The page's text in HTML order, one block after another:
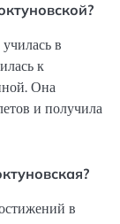
в
к
Она
и получила
в